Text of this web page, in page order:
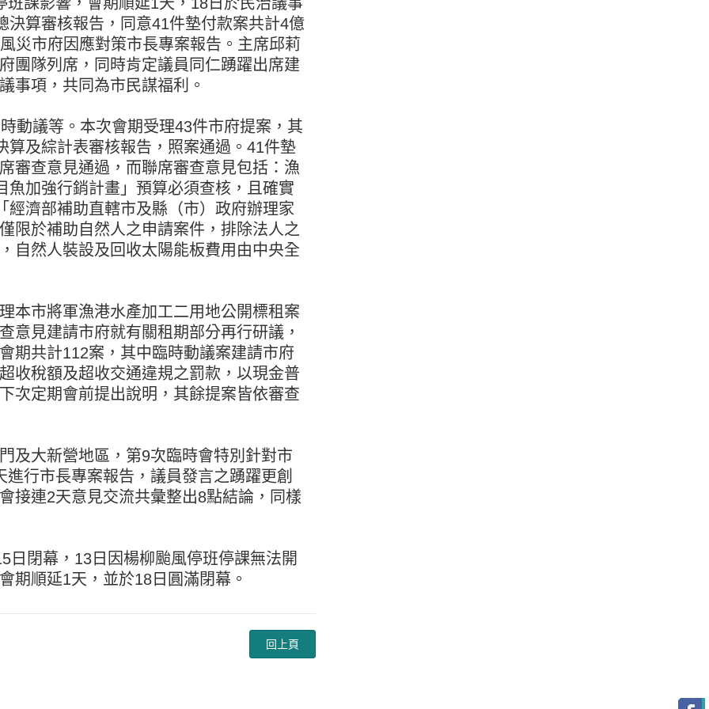
決算審核報告，同意41件墊付款案共計4億
災市府因應對策市長專案報告。主席邱莉
團隊列席，同時肯定議員同仁踴躍出席建
事項，共同為市民謀福利。
動議等。本次會期受理43件市府提案，其
算及綜計表審核報告，照案通過。41件墊
審查意見通過，而聯席審查意見包括：漁
加強行銷計畫」預算必須查核，且確實
濟部補助直轄市及縣（市）政府辦理家
限於補助自然人之申請案件，排除法人之
自然人裝設及回收太陽能板費用由中央全
本市將軍漁港水產加工二用地公開標租案
意見建請市府就有關租期部分再行研議，
期共計112案，其中臨時動議案建請市府
收稅額及超收交通違規之罰款，以現金普
次定期會前提出說明，其餘提案皆依審查
及大新營地區，第9次臨時會特別針對市
行市長專案報告，議員發言之踴躍更創
接連2天意見交流共彙整出8點結論，同樣
日閉幕，13日因楊柳颱風停班停課無法開
期順延1天，並於18日圓滿閉幕。
回上頁